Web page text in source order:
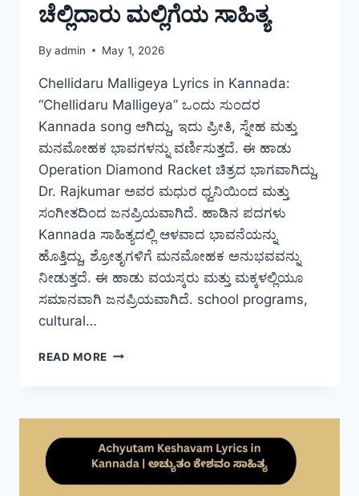
ಚೆಲ್ಲಿದಾರು ಮಲ್ಲಿಗೆಯ ಸಾಹಿತ್ಯ
By admin May 1, 2026
Chellidaru Malligeya Lyrics in Kannada:
“Chellidaru Malligeya” ಒಂದು ಸುಂದರ
Kannada song ಆಗಿದ್ದು, ಇದು ಪ್ರೀತಿ, ಸ್ನೇಹ ಮತ್ತು
ಮನಮೋಹಕ ಭಾವಗಳನ್ನು ವರ್ಣಿಸುತ್ತದೆ. ಈ ಹಾಡು
Operation Diamond Racket ಚಿತ್ರದ ಭಾಗವಾಗಿದ್ದು,
Dr. Rajkumar ಅವರ ಮಧುರ ಧ್ವನಿಯಿಂದ ಮತ್ತು
ಸಂಗೀತದಿಂದ ಜನಪ್ರಿಯವಾಗಿದೆ. ಹಾಡಿನ ಪದಗಳು
Kannada ಸಾಹಿತ್ಯದಲ್ಲಿ ಆಳವಾದ ಭಾವನೆಯನ್ನು
ಹೊತ್ತಿದ್ದು, ಶ್ರೋತೃಗಳಿಗೆ ಮನಮೋಹಕ ಅನುಭವವನ್ನು
ನೀಡುತ್ತದೆ. ಈ ಹಾಡು ವಯಸ್ಕರು ಮತ್ತು ಮಕ್ಕಳಲ್ಲಿಯೂ
ಸಮಾನವಾಗಿ ಜನಪ್ರಿಯವಾಗಿದೆ. school programs,
cultural…
READ MORE CHELLIDARU
KANNADA
|
ಚೆಲ್ಲಿದಾರು
ಮಲ್ಲಿಗೆಯ
ಸಾಹಿತ್ಯ